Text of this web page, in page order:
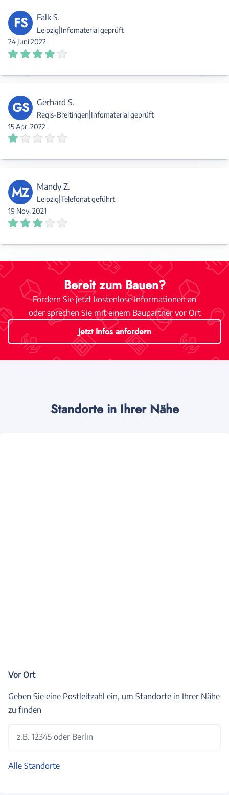
FS Falk S.
Leipzig|Infomaterial geprüft
24 Juni 2022
GS Gerhard S.
Regis-Breitingen|Infomaterial geprüft
15 Apr. 2022
MZ Mandy Z.
Leipzig Telefonat geführt
19 Nov. 2021
Bereit zum Bauen?
Fordern Sie jetzt kostenlose Informationen an
oder sprechen Sie mit einem Baupartner vor Ort
Jetzt Infos anfordern
Standorte in Ihrer Nähe
Vor Ort
Geben Sie eine Postleitzahl ein, um Standorte in Ihrer Nähe
zu finden
z.B. 12345 oder Berlin
Alle Standorte